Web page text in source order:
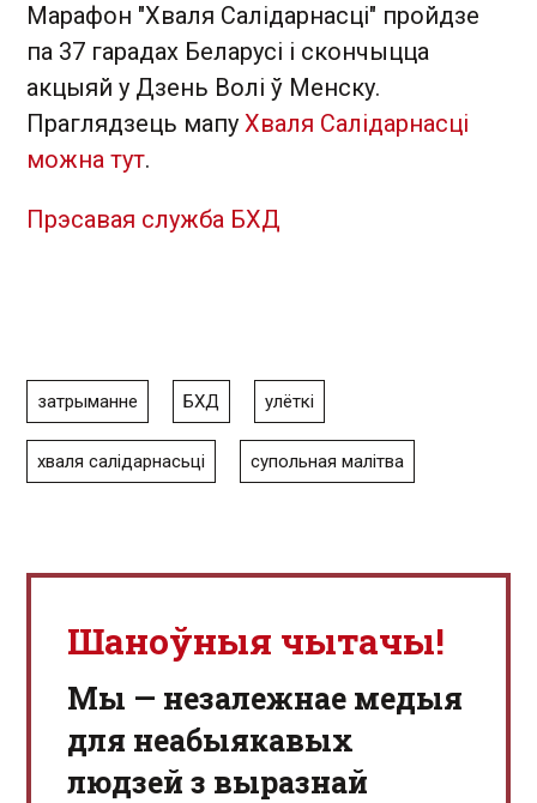
Марафон "Хваля Салідарнасці" пройдзе
па 37 гарадах Беларусі і скончыцца
акцыяй у Дзень Волі ў Менску.
Праглядзець мапу Хваля Салідарнасці
можна тут.
Прэсавая служба БХД
затрыманне БХД улёткі
хваля салідарнасьці супольная малітва
Шаноўныя чытачы!
Мы — незалежнае медыя
для неабыякавых
людзей з выразнай